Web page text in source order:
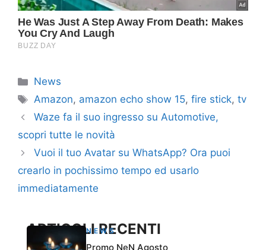
Categorie
News
Tag
Amazon, amazon echo show 15,fire stick,tv
Waze fa il suo ingresso su Automotive,
scopri tutte le novità
Vuoi il tuo Avatar su WhatsApp? Ora puoi
crearlo in pochissimo tempo ed usarlo
immediatamente
ARTICOLI RECENTI
NEWS
Promo NeN Agosto